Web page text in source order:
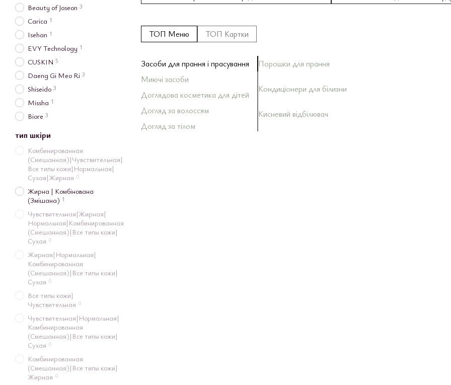
ТОП Меню ТОП Картки
Засоби для прання і прасування
Миючі засоби
Доглядова косметика для дітей
Догляд за волоссям
Догляд за тілом
Порошки для прання
Кондиціонери для білизни
Кисневий відбілювач
Beauty of Joseon 3
Carica 1
Isehan 1
EVY Technology 1
CUSKIN 5
Daeng Gi Meo Ri 3
Shiseido 3
Missha 1
Biore 3
тип шкіри
Комбинированная
(Смешанная)|Чувствительная|
Все типы кожи|Нормальная|
Сухая|Жирная 0
Жирна | Комбінована
(Змішана) 1
Чувствительная|Жирная|
Нормальная|Комбинированная
(Смешанная)|Все типы кожи|
Сухая 0
Жирная|Нормальная|
Комбинированная
(Смешанная)|Все типы кожи|
Сухая 0
Все типы кожи|
Чувствительная 0
Чувствительная|Нормальная|
Комбинированная
(Смешанная)|Все типы кожи|
Сухая 0
Комбинированная
(Смешанная)|Все типы кожи|
Жирная 0